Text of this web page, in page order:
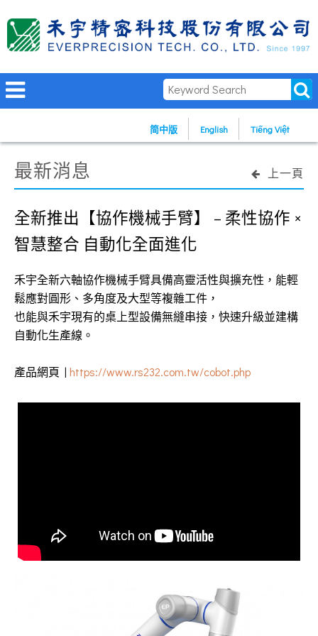
简中版 English Tiếng Việt
最新消息 上一頁
全新推出【協作機械手臂】 – 柔性協作 ×
智慧整合 自動化全面進化
禾宇全新六軸協作機械手臂具備高靈活性與擴充性，能輕
鬆應對圓形、多角度及大型等複雜工件，
也能與禾宇現有的桌上型設備無縫串接，快速升級並建構
自動化生產線。
產品網頁 | https://www.rs232.com.tw/cobot.php